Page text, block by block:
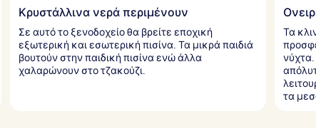
Κρυστάλλινα νερά περιμένουν
Σε αυτό το ξενοδοχείο θα βρείτε εποχική
εξωτερική και εσωτερική πισίνα. Τα μικρά παιδιά
βουτούν στην παιδική πισίνα ενώ άλλα
χαλαρώνουν στο τζακούζι.
Τα
τα